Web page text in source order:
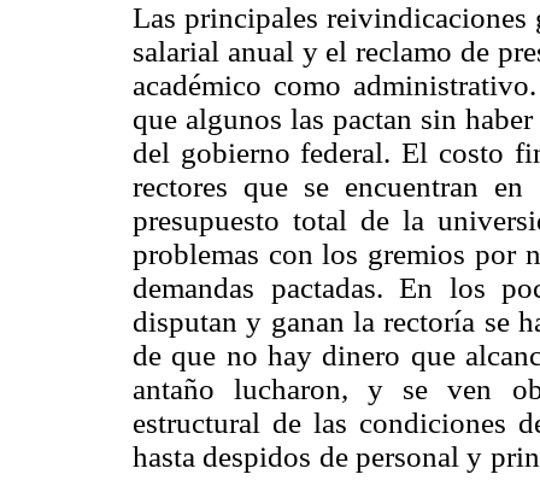
Las principales reivindicaciones
salarial anual y el reclamo de
académico como
que algunos las pactan sin
del gobierno federal. El costo
rectores que se encuentran
presupuesto total de la
problemas con los gremios por
demandas pactadas. En los
disputan y ganan la rectoría se
de que no hay dinero que
antaño lucharon, y se ven
estructural de las condiciones
hasta despidos de personal y